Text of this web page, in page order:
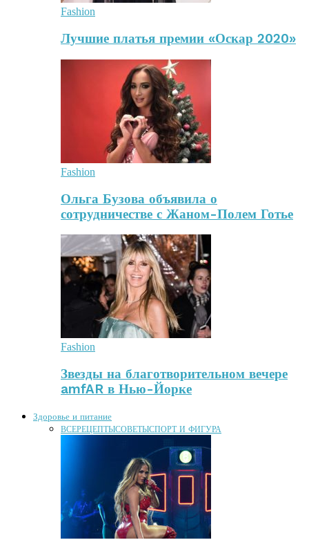
Fashion
Лучшие платья премии «Оскар 2020»
Fashion
Ольга Бузова объявила о
сотрудничестве с Жаном-Полем Готье
Fashion
Звезды на благотворительном вечере
amfAR в Нью-Йорке
Здоровье и питание
ВСЕРЕЦЕПТЫСОВЕТЫСПОРТ И ФИГУРА